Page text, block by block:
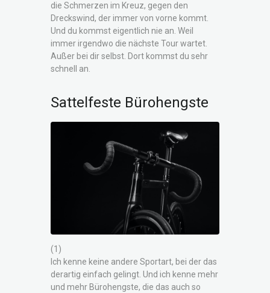
die Schmerzen im Kreuz, gegen den
Dreckswind, der immer von vorne kommt.
Und du kommst eigentlich nie an. Weil
immer irgendwo die nächste Tour wartet.
Außer bei dir selbst. Dort kommst du sehr
schnell an.
Sattelfeste Bürohengste
(1)
Ich kenne keine andere Sportart, bei der das
derartig einfach gelingt. Und ich kenne mehr
und mehr Bürohengste, die das auch so